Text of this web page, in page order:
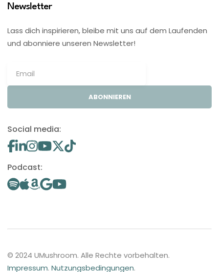
Newsletter
Lass dich inspirieren, bleibe mit uns auf dem Laufenden
und abonniere unseren Newsletter!
ABONNIEREN
Social media:
Podcast:
© 2024 UMushroom. Alle Rechte vorbehalten.
Impressum. Nutzungsbedingungen.